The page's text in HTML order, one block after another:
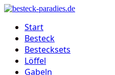
Start
Besteck
Bestecksets
Löffel
Gabeln